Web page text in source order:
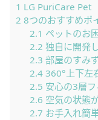
1 LG PuriCare Pet
2 8つのおすすめポ
2.1 ペットのお
2.2 独自に開発
2.3 部屋のすみ
2.4360°上下左
2.5 安心の3層
2.6 空気の状態
2.7 お手入れ簡